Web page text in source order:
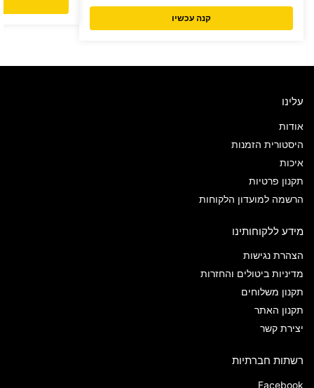
קנה עכשיו
עלינו
אודות
היסטורית הזמנות
איכות
תקנון פרטיות
הרשמה למועדון הלקוחות
מידע ללקוחותינו
הצהרת נגישות
מדיניות ביטולים והחזרות
תקנון משלוחים
תקנון האתר
יצירת קשר
רשתות חברתיות
Facebook